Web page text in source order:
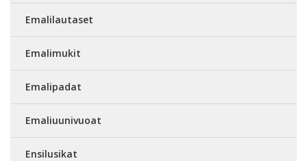
Emalilautaset
Emalimukit
Emalipadat
Emaliuunivuoat
Ensilusikat